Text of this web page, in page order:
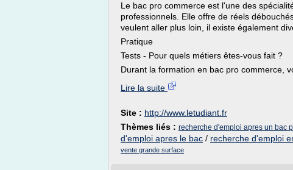
Le bac pro commerce est l'une des
professionnels. Elle offre de réels
veulent aller plus loin, il existe également
Pratique
Tests - Pour quels métiers êtes-vous fait ?
Durant la formation en bac pro commerce,
Lire la suite
Site : http://www.letudiant.fr
Thèmes liés : recherche d'emploi apres un bac
d'emploi apres le bac / recherche d'emploi
vente grande surface